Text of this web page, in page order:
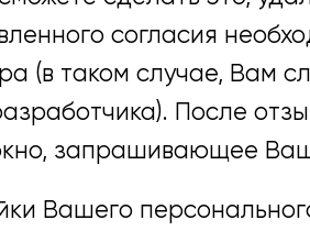
согласия
(в таком случае, Вам
После
запрашивающее
Вашего